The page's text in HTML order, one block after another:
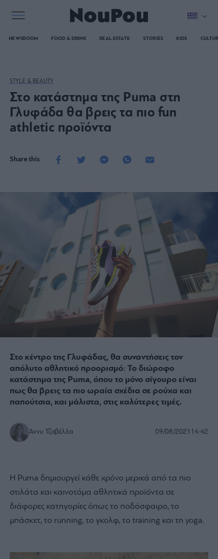
NEWSROOM FOOD & DRINK REAL ESTATE STORIES KIDS
STYLE & BEAUTY
Στο κατάστημα της Puma στη
Γλυφάδα θα βρεις τα πιο fun
athletic προϊόντα
Share this
Στο κέντρο της Γλυφάδας, θα συναντήσεις τον
απόλυτο αθλητικό προορισμό: Το διώροφο
κατάστημα της Puma, όπου το μόνο σίγουρο είναι
πως θα βρεις τα πιο ωραία σχέδια σε ρούχα και
παπούτσια, και μάλιστα, στις καλύτερες τιμές.
Άννυ Τζαβέλλα 09/08/2021 14:42
Η Puma δημιουργεί κάθε χρόνο μερικά από τα πιο
στιλάτα και καινοτόμα αθλητικά προϊόντα σε
διάφορες κατηγορίες όπως το ποδόσφαιρο, το
μπάσκετ, το running, το γκολφ, το training και τη yoga.